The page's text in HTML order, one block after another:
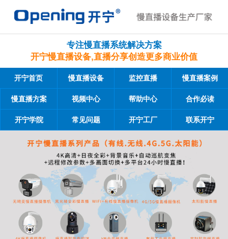
专注慢直播系统解决方案
开宁慢直播设备,直播分享创造更多商业价值
开宁首页 慢直播设备 监控直播 慢直播案例
慢直播方案 视频中心 帮助中心 合作必读
开宁学院 常见问题 开宁工厂 联系开宁